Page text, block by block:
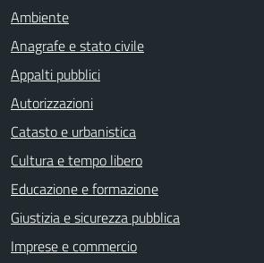
Ambiente
Anagrafe e stato civile
Appalti pubblici
Autorizzazioni
Catasto e urbanistica
Cultura e tempo libero
Educazione e formazione
Giustizia e sicurezza pubblica
Imprese e commercio